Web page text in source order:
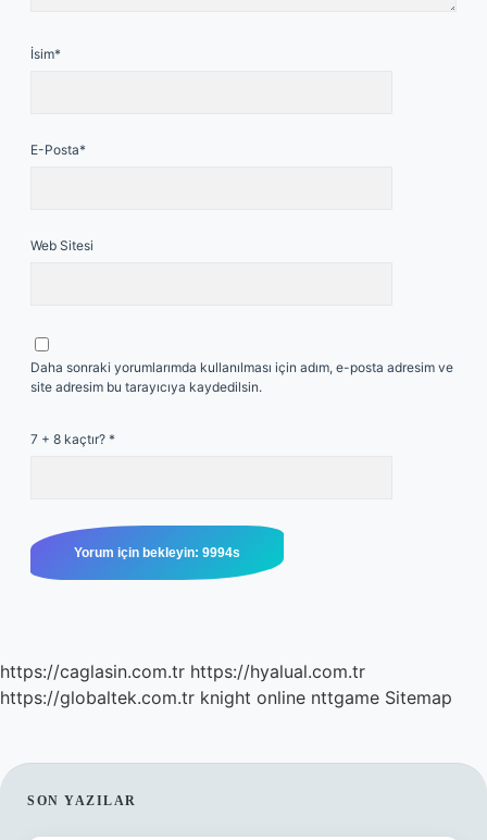
İsim*
E-Posta*
Web Sitesi
Daha sonraki yorumlarımda kullanılması için adım, e-posta adresim ve
site adresim bu tarayıcıya kaydedilsin.
7 + 8 kaçtır? *
https://caglasin.com.tr https://hyalual.com.tr
https://globaltek.com.tr knight online nttgame Sitemap
SIDEBAR
SON YAZILAR